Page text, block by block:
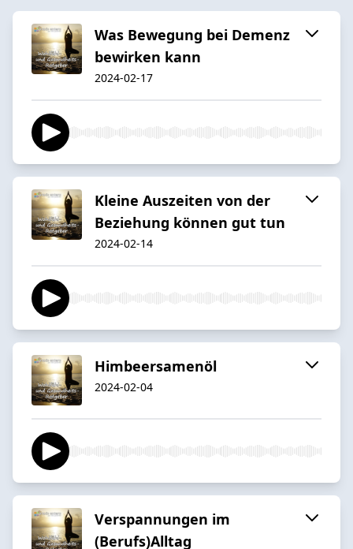
Was Bewegung bei Demenz
bewirken kann
2024-02-17
Kleine Auszeiten von der
Beziehung können gut tun
2024-02-14
Himbeersamenöl
2024-02-04
Verspannungen im
(Berufs)Alltag